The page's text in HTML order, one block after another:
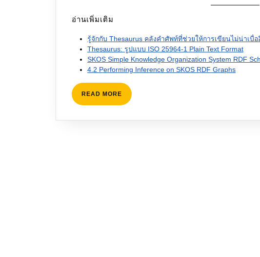
อ่านเพิ่มเติม
รู้จักกับ Thesaurus คลังคำศัพท์ที่ช่วยให้การเขียนไม่น่าเบื่อ
Thesaurus: รูปแบบ ISO 25964-1 Plain Text Format
SKOS Simple Knowledge Organization System RDF
4.2 Performing Inference on SKOS RDF Graphs
READ MORE READ
MORE